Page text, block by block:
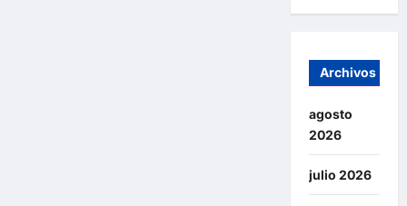
Archivos
agosto
2026
julio 2026